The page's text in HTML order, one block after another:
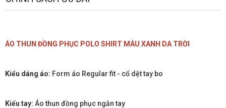
ÁO THUN ĐỒNG PHỤC POLO SHIRT MÀU XANH DA TRỜI
Kiểu dáng áo: Form áo Regular fit - cổ dệt tay bo
Kiểu tay: Áo thun đồng phục ngắn tay